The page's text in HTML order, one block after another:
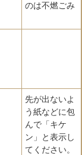
のは不燃ごみ
先が出ないよ
う紙などに包
んで「キケ
ン」と表示し
てください。